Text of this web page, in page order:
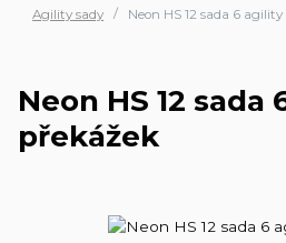
Agility sady
Neon HS 12 sada 6
Neon HS 12 sada
překážek